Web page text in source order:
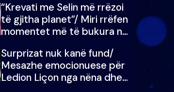
“Krevati me Selin më rrëzoi
të gjitha planet”/ Miri rrëfen
momentet më të bukura në
mungojë zilja e mëngjesit
kur…
Surprizat nuk kanë fund/
Mesazhe emocionuese për
Ledion Liçon nga nëna dhe